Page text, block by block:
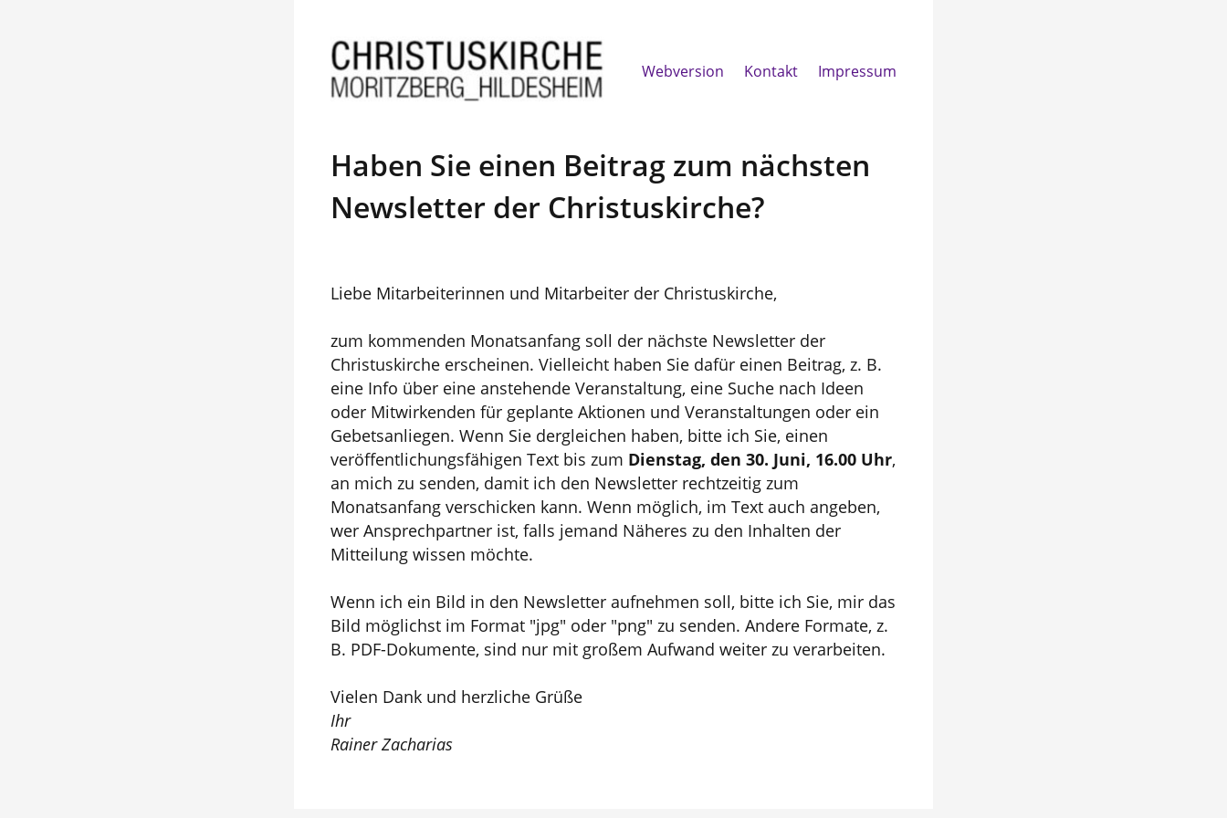
Webversion Kontakt Impressum
Haben Sie einen Beitrag zum nächsten
Newsletter der Christuskirche?
Liebe Mitarbeiterinnen und Mitarbeiter der Christuskirche,
zum kommenden Monatsanfang soll der nächste Newsletter der
Christuskirche erscheinen. Vielleicht haben Sie dafür einen Beitrag, z. B.
eine Info über eine anstehende Veranstaltung, eine Suche nach Ideen
oder Mitwirkenden für geplante Aktionen und Veranstaltungen oder ein
Gebetsanliegen. Wenn Sie dergleichen haben, bitte ich Sie, einen
veröffentlichungsfähigen Text bis zum Dienstag, den 30. Juni, 16.00 Uhr,
an mich zu senden, damit ich den Newsletter rechtzeitig zum
Monatsanfang verschicken kann. Wenn möglich, im Text auch angeben,
wer Ansprechpartner ist, falls jemand Näheres zu den Inhalten der
Mitteilung wissen möchte.
Wenn ich ein Bild in den Newsletter aufnehmen soll, bitte ich Sie, mir das
Bild möglichst im Format "jpg" oder "png" zu senden. Andere Formate, z.
B. PDF-Dokumente, sind nur mit großem Aufwand weiter zu verarbeiten.
Vielen Dank und herzliche Grüße
Ihr
Rainer Zacharias